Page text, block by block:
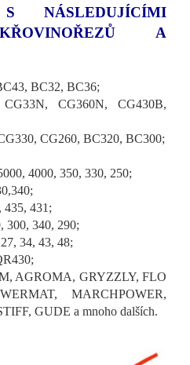
NÁSLEDUJÍCÍMI
A
BC32, BC36;
CG360N, CG430B,
CG260, BC320, BC300;
4000, 350, 330, 250;
431;
340, 290;
34, 43, 48;
AGROMA, GRYZZLY, FLO
MARCHPOWER,
GUDE a mnoho dalších.